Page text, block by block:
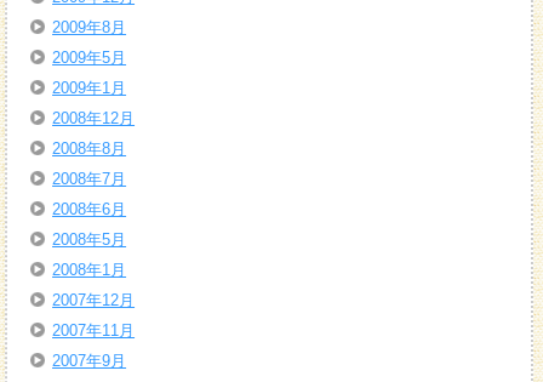
2009年8月
2009年5月
2009年1月
2008年12月
2008年8月
2008年7月
2008年6月
2008年5月
2008年1月
2007年12月
2007年11月
2007年9月